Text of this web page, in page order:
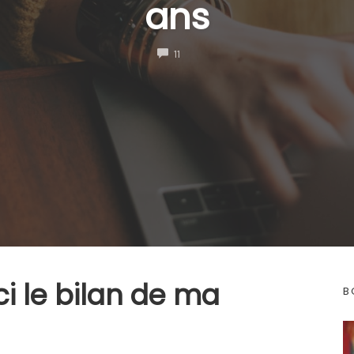
ans
11
le bilan de ma